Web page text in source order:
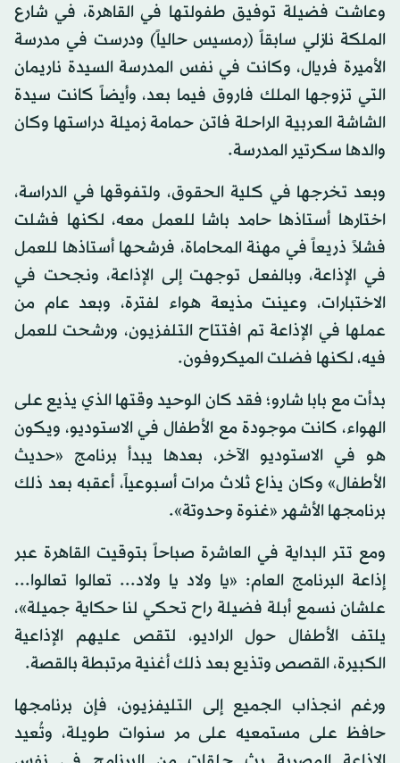
وعاشت فضيلة توفيق طفولتها في القاهرة، في شارع
الملكة نازلي سابقاً (رمسيس حالياً) ودرست في مدرسة
الأميرة فريال، وكانت في نفس المدرسة السيدة ناريمان
التي تزوجها الملك فاروق فيما بعد، وأيضاً كانت سيدة
الشاشة العربية الراحلة فاتن حمامة زميلة دراستها وكان
والدها سكرتير المدرسة.
وبعد تخرجها في كلية الحقوق، ولتفوقها في الدراسة،
اختارها أستاذها حامد باشا للعمل معه، لكنها فشلت
فشلاً ذريعاً في مهنة المحاماة، فرشحها أستاذها للعمل
في الإذاعة، وبالفعل توجهت إلى الإذاعة، ونجحت في
الاختبارات، وعينت مذيعة هواء لفترة، وبعد عام من
عملها في الإذاعة تم افتتاح التلفزيون، ورشحت للعمل
فيه، لكنها فضلت الميكروفون.
بدأت مع بابا شارو؛ فقد كان الوحيد وقتها الذي يذيع على
الهواء، كانت موجودة مع الأطفال في الاستوديو، ويكون
هو في الاستوديو الآخر، بعدها يبدأ برنامج «حديث
الأطفال» وكان يذاع ثلاث مرات أسبوعياً، أعقبه بعد ذلك
برنامجها الأشهر «غنوة وحدوتة».
ومع تتر البداية في العاشرة صباحاً بتوقيت القاهرة عبر
إذاعة البرنامج العام: «يا ولاد يا ولاد... تعالوا تعالوا...
علشان نسمع أبلة فضيلة راح تحكي لنا حكاية جميلة»،
يلتف الأطفال حول الراديو، لتقص عليهم الإذاعية
الكبيرة، القصص وتذيع بعد ذلك أغنية مرتبطة بالقصة.
ورغم انجذاب الجميع إلى التليفزيون، فإن برنامجها
حافظ على مستمعيه على مر سنوات طويلة، وتُعيد